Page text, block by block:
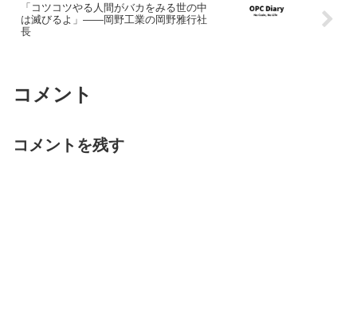
「コツコツやる人間がバカをみる世の中
は滅びるよ」――岡野工業の岡野雅行社
長
コメント
コメントを残す